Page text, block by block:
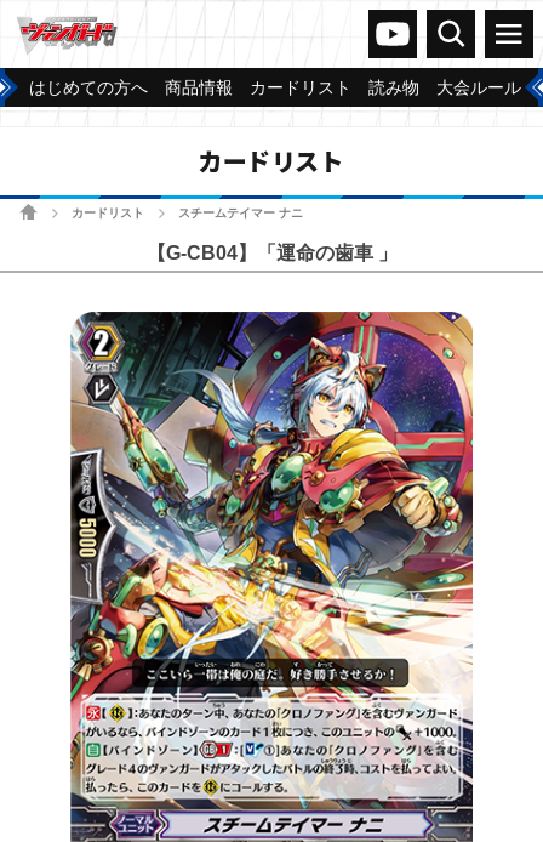
ヴァンガードch
検索 メニュー
はじめての方へ 商品情報 カードリスト 読み物 大会ルール
カードリスト
ホームカードリスト スチームテイマー ナニ
【G-CB04】「運命の歯車 」